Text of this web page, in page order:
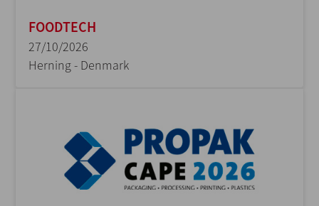
FOODTECH
27/10/2026
Herning - Denmark